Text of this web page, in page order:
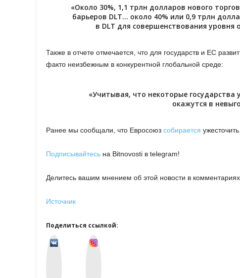
«Около 30%, 1,1 трлн долларов нового
барьеров DLT… около 40% или 0,9 трлн
в DLT для совершенствования уровня
Также в отчете отмечается, что для государств и ЕС
факто неизбежным в конкурентной глобальной среде:
«Учитывая, что некоторые
окажутся в
Ранее мы сообщали, что Евросоюз собирается
Подписывайтесь на Bitnovosti в telegram!
Делитесь вашим мнением об этой новости в
Источник
Поделиться ссылкой: